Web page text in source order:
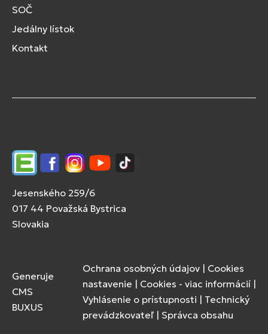
SOČ
Jedálny lístok
Kontakt
EdupageFacebookInstagramYouTubeTikTok
Jesenského 259/6
017 44 Považská Bystrica
Slovakia
Generuje
CMS
BUXUS
Ochrana osobných údajov | Cookies
nastavenie | Cookies - viac informácií |
Vyhlásenie o prístupnosti | Technický
prevádzkovateľ | Správca obsahu